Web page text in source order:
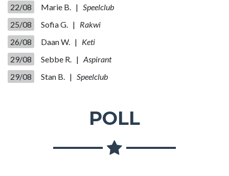
22/08
Marie B. | Speelclub
25/08
Sofia G. | Rakwi
26/08
Daan W. | Keti
29/08
Sebbe R. | Aspirant
29/08
Stan B. | Speelclub
POLL